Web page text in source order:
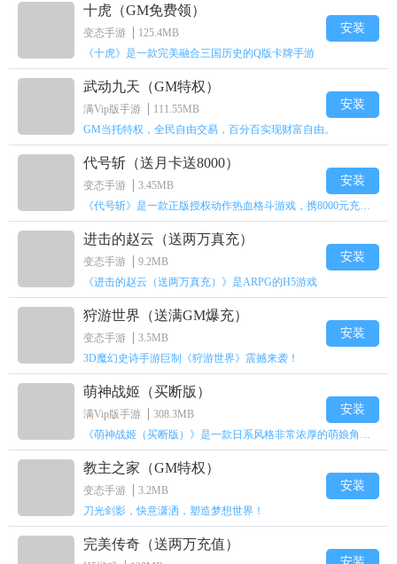
十虎（GM免费领）
变态手游
125.4MB
《十虎》是一款完美融合三国历史的Q版卡牌手游
安装
武动九天（GM特权）
满Vip版手游
111.55MB
GM当托特权，全民自由交易，百分百实现财富自由。
安装
代号斩（送月卡送8000）
变态手游
3.45MB
安装
进击的赵云（送两万真充）
变态手游
9.2MB
《进击的赵云（送两万真充）》是ARPG的H5游戏
安装
狩游世界（送满GM爆充）
变态手游
3.5MB
3D魔幻史诗手游巨制《狩游世界》震撼来袭！
安装
萌神战姬（买断版）
满Vip版手游
308.3MB
安装
教主之家（GM特权）
变态手游
3.2MB
刀光剑影，快意潇洒，塑造梦想世界！
安装
完美传奇（送两万充值）